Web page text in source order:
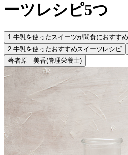
ーツレシピ5つ
1.牛乳を使ったスイーツが間食におすすめ
2.牛乳を使ったおすすめスイーツレシピ
著者原 美香(管理栄養士)